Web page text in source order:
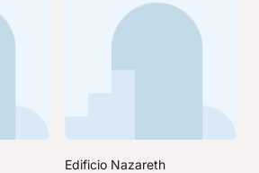
Edificio Nazareth